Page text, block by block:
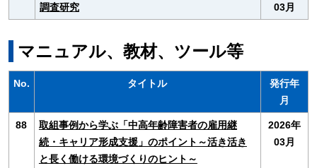
調査研究
03月
マニュアル、教材、ツール等
No. タイトル
発行年
月
88
取組事例から学ぶ「中高年齢障害者の雇用継
続・キャリア形成支援」のポイント～活き活き
と長く働ける環境づくりのヒント～
2026年
03月